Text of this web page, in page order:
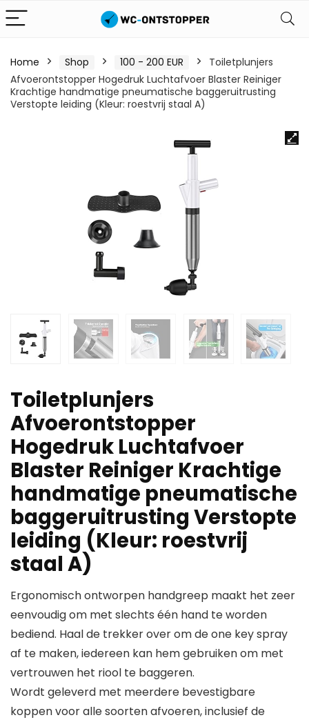
Home Shop 100 - 200 EUR
Toiletplunjers
Afvoerontstopper Hogedruk Luchtafvoer Blaster Reiniger
Krachtige handmatige pneumatische baggeruitrusting
Verstopte leiding (Kleur: roestvrij staal A)
Toiletplunjers
Afvoerontstopper
Hogedruk Luchtafvoer
Blaster Reiniger Krachtige
handmatige pneumatische
baggeruitrusting Verstopte
leiding (Kleur: roestvrij
staal A)
Ergonomisch ontworpen handgreep maakt het zeer
eenvoudig om met slechts één hand te worden
bediend. Haal de trekker over om de one key spray
af te maken, iedereen kan hem gebruiken om met
vertrouwen het riool te baggeren.
Wordt geleverd met meerdere bevestigbare
koppen voor alle soorten afvoeren, inclusief de